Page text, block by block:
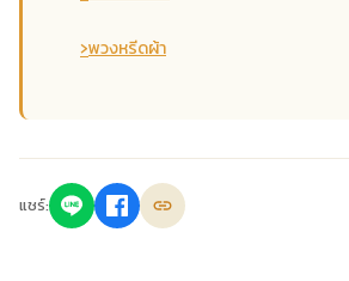
›พวงหรีดผ้า
แชร์: